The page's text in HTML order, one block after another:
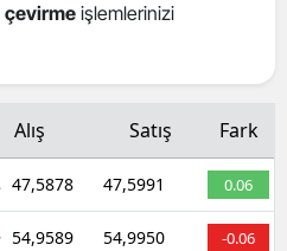
Isparta
İzmir
Kars
çevirme işlemlerinizi
Alış Satış Fark
47,5878 47,5991 0.06
54,9589 54,9950 -0.06